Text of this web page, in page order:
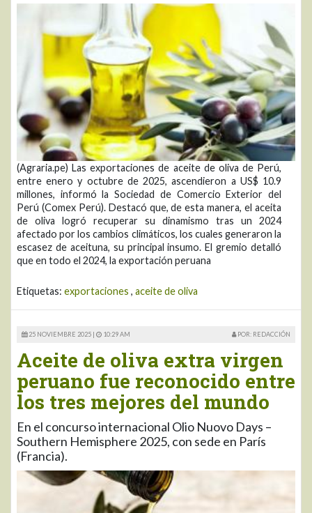
(Agraria.pe) Las exportaciones de aceite de oliva de Perú,
entre enero y octubre de 2025, ascendieron a US$ 10.9
millones, informó la Sociedad de Comercio Exterior del
Perú (Comex Perú). Destacó que, de esta manera, el aceita
de oliva logró recuperar su dinamismo tras un 2024
afectado por los cambios climáticos, los cuales generaron la
escasez de aceituna, su principal insumo. El gremio detalló
que en todo el 2024, la exportación peruana
Etiquetas: exportaciones , aceite de oliva
25 NOVIEMBRE 2025 | 10:29 AM POR: REDACCIÓN
Aceite de oliva extra virgen
peruano fue reconocido entre
los tres mejores del mundo
En el concurso internacional Olio Nuovo Days –
Southern Hemisphere 2025, con sede en París
(Francia).